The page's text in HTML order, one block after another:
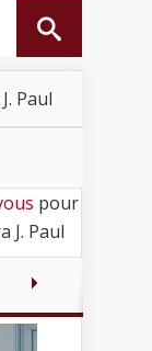
Paul
pour
J. Paul